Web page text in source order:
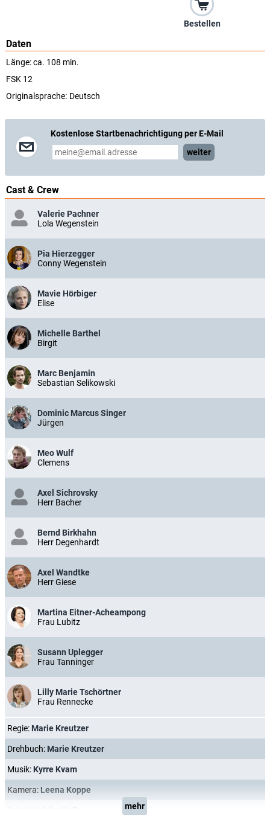
Bestellen
Daten
Länge: ca. 108 min.
FSK 12
Originalsprache: Deutsch
Kostenlose Startbenachrichtigung per E-Mail
weiter
Cast & Crew
Valerie Pachner
Lola Wegenstein
Pia Hierzegger
Conny Wegenstein
Mavie Hörbiger
Elise
Michelle Barthel
Birgit
Marc Benjamin
Sebastian Selikowski
Dominic Marcus Singer
Jürgen
Meo Wulf
Clemens
Axel Sichrovsky
Herr Bacher
Bernd Birkhahn
Herr Degenhardt
Axel Wandtke
Herr Giese
Martina Eitner-Acheampong
Frau Lubitz
Susann Uplegger
Frau Tanninger
Lilly Marie Tschörtner
Frau Rennecke
Regie: Marie Kreutzer
Drehbuch: Marie Kreutzer
Musik: Kyrre Kvam
Kamera: Leena Koppe
mehr